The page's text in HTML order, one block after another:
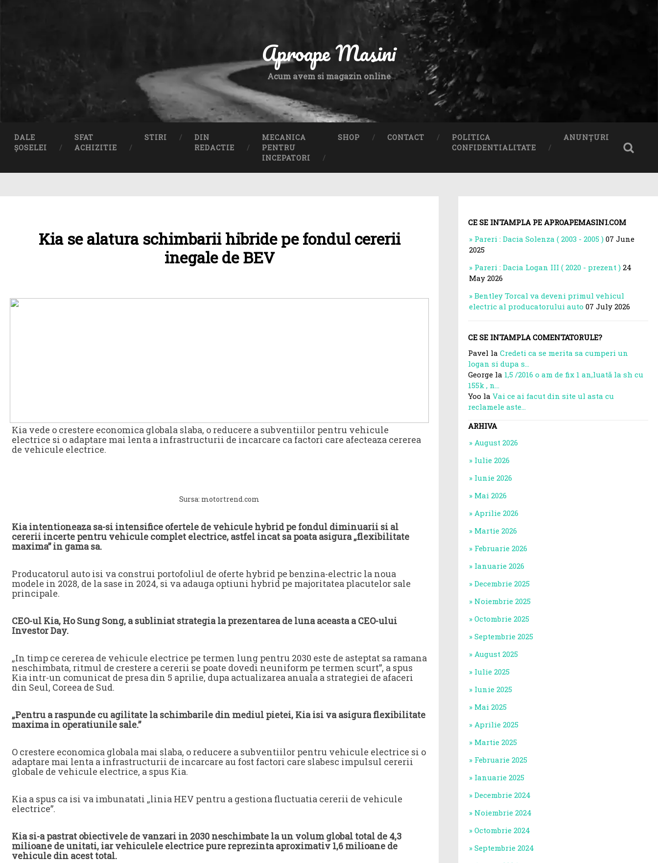
Aproape Masini
Acum avem si magazin online
DALE
ȘOSELEI
SFAT
ACHIZITIE
STIRI
DIN
REDACTIE
MECANICA
PENTRU
INCEPATORI
SHOP CONTACT
POLITICA
CONFIDENTIALITATE
ANUNȚURI
Kia se alatura schimbarii hibride pe fondul cererii
inegale de BEV
Kia vede o crestere economica globala slaba, o reducere a subventiilor pentru vehicule
electrice si o adaptare mai lenta a infrastructurii de incarcare ca factori care afecteaza cererea
de vehicule electrice.
Sursa: motortrend.com
Kia intentioneaza sa-si intensifice ofertele de vehicule hybrid pe fondul diminuarii si al
cererii incerte pentru vehicule complet electrice, astfel incat sa poata asigura „flexibilitate
maxima” in gama sa.
Producatorul auto isi va construi portofoliul de oferte hybrid pe benzina-electric la noua
modele in 2028, de la sase in 2024, si va adauga optiuni hybrid pe majoritatea placutelor sale
principale.
CEO-ul Kia, Ho Sung Song, a subliniat strategia la prezentarea de luna aceasta a CEO-ului
Investor Day.
„In timp ce cererea de vehicule electrice pe termen lung pentru 2030 este de asteptat sa ramana
neschimbata, ritmul de crestere a cererii se poate dovedi neuniform pe termen scurt”, a spus
Kia intr-un comunicat de presa din 5 aprilie, dupa actualizarea anuala a strategiei de afaceri
din Seul, Coreea de Sud.
„Pentru a raspunde cu agilitate la schimbarile din mediul pietei, Kia isi va asigura flexibilitate
maxima in operatiunile sale.”
O crestere economica globala mai slaba, o reducere a subventiilor pentru vehicule electrice si o
adaptare mai lenta a infrastructurii de incarcare au fost factori care slabesc impulsul cererii
globale de vehicule electrice, a spus Kia.
Kia a spus ca isi va imbunatati „linia HEV pentru a gestiona fluctuatia cererii de vehicule
electrice”.
Kia si-a pastrat obiectivele de vanzari in 2030 neschimbate la un volum global total de 4,3
milioane de unitati, iar vehiculele electrice pure reprezinta aproximativ 1,6 milioane de
vehicule din acest total.
CE SE INTAMPLA PE APROAPEMASINI.COM
Pareri : Dacia Solenza ( 2003 - 2005 ) 07 June
2025
Pareri : Dacia Logan III ( 2020 - prezent ) 24
May 2026
Bentley Torcal va deveni primul vehicul
electric al producatorului auto 07 July 2026
CE SE INTAMPLA COMENTATORULE?
Pavel la Credeti ca se merita sa cumperi un
logan si dupa s...
George la 1,5 /2016 o am de fix 1 an,luată la sh cu
155k , n...
Yoo la Vai ce ai facut din site ul asta cu
reclamele aste...
ARHIVA
August 2026
Iulie 2026
Iunie 2026
Mai 2026
Aprilie 2026
Martie 2026
Februarie 2026
Ianuarie 2026
Decembrie 2025
Noiembrie 2025
Octombrie 2025
Septembrie 2025
August 2025
Iulie 2025
Iunie 2025
Mai 2025
Aprilie 2025
Martie 2025
Februarie 2025
Ianuarie 2025
Decembrie 2024
Noiembrie 2024
Octombrie 2024
Septembrie 2024